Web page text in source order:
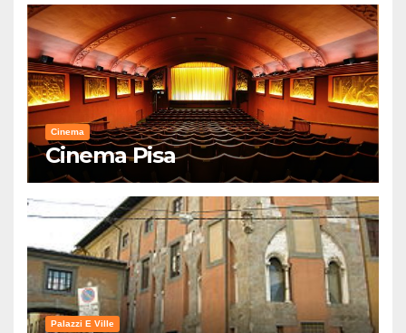
Cinema
Cinema Pisa
Palazzi E Ville